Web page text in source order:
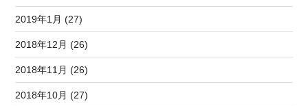
2019年1月 (27)
2018年12月 (26)
2018年11月 (26)
2018年10月 (27)